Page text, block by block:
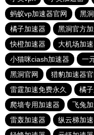
蚂蚁vp加速器官网
黑
橘子加速器
黑洞官方
快橙加速器
大机场加
小猫咪ciash加速器
一
黑洞官网
猎豹加速器
雷霆加速免费永久
橘
爬墙专用加速器
飞兔
雷轰加速器
纵云梯加